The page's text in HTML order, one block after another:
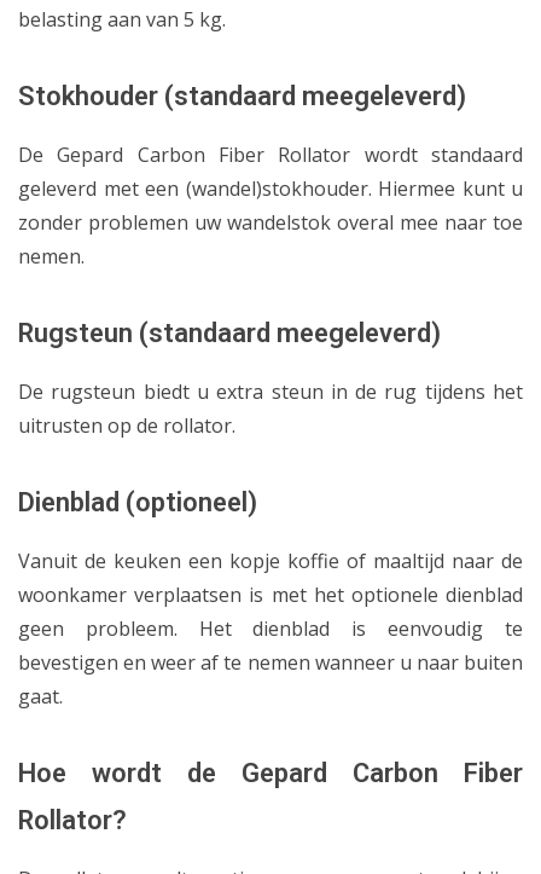
belasting aan van 5 kg.
Stokhouder (standaard meegeleverd)
De Gepard Carbon Fiber Rollator wordt standaard
geleverd met een (wandel)stokhouder. Hiermee kunt u
zonder problemen uw wandelstok overal mee naar toe
nemen.
Rugsteun (standaard meegeleverd)
De rugsteun biedt u extra steun in de rug tijdens het
uitrusten op de rollator.
Dienblad (optioneel)
Vanuit de keuken een kopje koffie of maaltijd naar de
woonkamer verplaatsen is met het optionele dienblad
geen probleem. Het dienblad is eenvoudig te
bevestigen en weer af te nemen wanneer u naar buiten
gaat.
Hoe wordt de Gepard Carbon Fiber
Rollator?